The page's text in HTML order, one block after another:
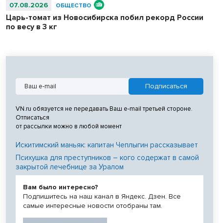
07.08.2026 ОБЩЕСТВО
Царь-томат из Новосибирска побил рекорд России
по весу в 3 кг
VN.ru обязуется не передавать Ваш e-mail третьей стороне.
Отписаться
от рассылки можно в любой момент
Искитимский маньяк: капитан Чеплыгин рассказывает
Психушка для преступников – кого содержат в самой
закрытой лечебнице за Уралом
Вам было интересно?
Подпишитесь на наш канал в Яндекс. Дзен. Все
самые интересные новости отобраны там.